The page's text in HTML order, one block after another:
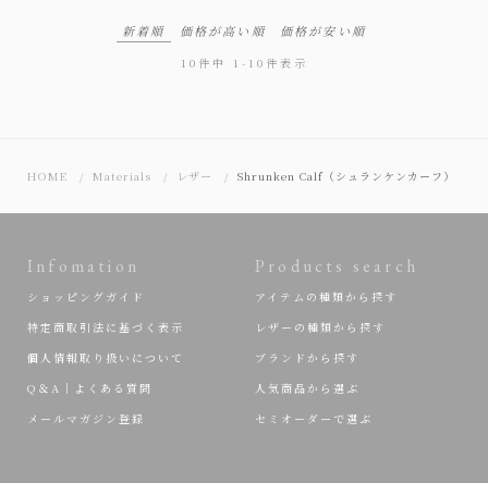
新着順 価格が高い順 価格が安い順
10 件中 1 - 10 件表示
HOME Materials レザー Shrunken Calf（シュランケンカーフ）
Infomation
ショッピングガイド
特定商取引法に基づく表示
個人情報取り扱いについて
Q＆A｜よくある質問
メールマガジン登録
Products search
アイテムの種類から探す
レザーの種類から探す
ブランドから探す
人気商品から選ぶ
セミオーダーで選ぶ